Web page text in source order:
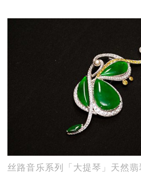
丝路音乐系列「大提琴」天然